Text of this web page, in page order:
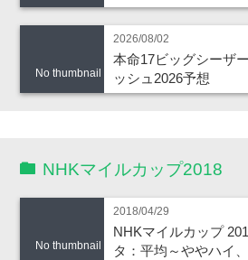
No thumbnail
2026/08/02
本命17ビッグシーザ
ッシュ2026予想
NHKマイルカップ2018
No thumbnail
2018/04/29
NHKマイルカップ
タ：平均～ややハイ